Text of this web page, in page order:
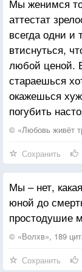
То ли вишни
То ль
Никогда не
Зрелость
Или,
Трепетать в её
Всё же, что
Что горит её
Мой
Мы женимся
аттестат
всегда одни и
втиснуться,
любой ценой.
стараешься
окажешься
погубить
© «Любовь живёт
Сохранить
Мы – нет,
юной до
простодушие
© «Волхв», 189
Сохранить